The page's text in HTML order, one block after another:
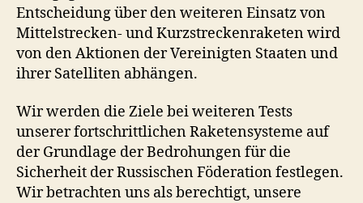
Entscheidung über den weiteren Einsatz von
Mittelstrecken- und Kurzstreckenraketen wird
von den Aktionen der Vereinigten Staaten und
ihrer Satelliten abhängen.
Wir werden die Ziele bei weiteren Tests
unserer fortschrittlichen Raketensysteme auf
der Grundlage der Bedrohungen für die
Sicherheit der Russischen Föderation festlegen.
Wir betrachten uns als berechtigt, unsere